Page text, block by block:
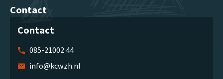
Contact
Contact
085-21002 44
info@kcwzh.nl